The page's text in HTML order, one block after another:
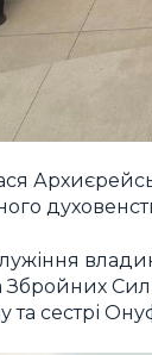
Сил
сестрі